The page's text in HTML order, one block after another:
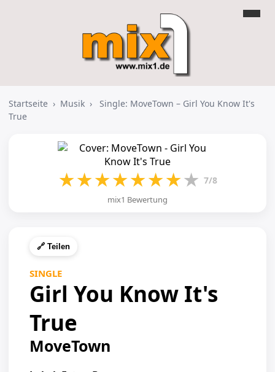
Startseite › Musik ›
Single: MoveTown – Girl You Know It's
True
★★★★★★★★ 7/8
mix1 Bewertung
🔗 Teilen
SINGLE
Girl You Know It's
True
MoveTown